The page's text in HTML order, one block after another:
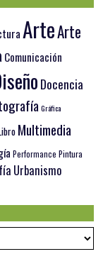
ArteArte
Comunicación
Docencia
Gráfica
Multimedia
Performance Pintura
Urbanismo